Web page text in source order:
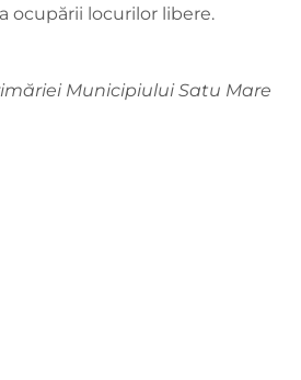
ocupării locurilor libere.
Municipiului Satu Mare